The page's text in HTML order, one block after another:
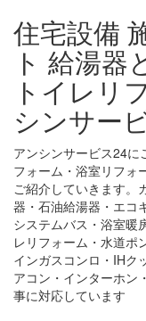
住宅設備
ト 給湯器
トイレリ
シンサー
アンシンサービス24に
フォーム・浴室リフォ
ご紹介していきます。
器・石油給湯器・エコ
システムバス・浴室暖
レリフォーム・水道ポ
インガスコンロ・IHク
アコン・インターホン
事に対応しています